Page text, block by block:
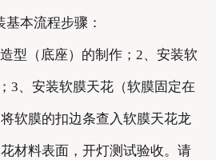
本流程步骤：
型（底座）的制作；2、安装软
3、安装软膜天花（软膜固定在
软膜的扣边条查入软膜天花龙
材料表面，开灯测试验收。请